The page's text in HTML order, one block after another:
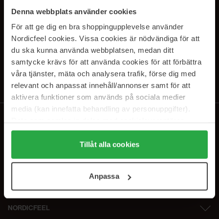
Denna webbplats använder cookies
För att ge dig en bra shoppingupplevelse använder
Nordicfeel cookies. Vissa cookies är nödvändiga för att
du ska kunna använda webbplatsen, medan ditt
samtycke krävs för att använda cookies för att förbättra
våra tjänster, mäta och analysera trafik, förse dig med
relevant och anpassat innehåll/annonser samt för att
aktivera funktioner som används på sociala medier
media (kan innefatta behandling av personuppgifter).
Genom att trycka på "Tillåt alla cookies" accepterar du
alla cookies, medan du under "Detaljer" kan anpassa
användningen av cookies. Du kan när som helst återkalla
samt vår Integritetspolicy.
Tillåt alla cookies
Anpassa
SUBSCRIBE TO OUR
NEWSLETTER
Tilaamalla hyväksyttietosuojakäytäntömme. Peruuta tilaus milloin
tahansa.
NORDICFEEL